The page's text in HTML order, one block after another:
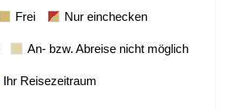
Frei Nur einchecken
An- bzw. Abreise nicht möglich
Ihr Reisezeitraum